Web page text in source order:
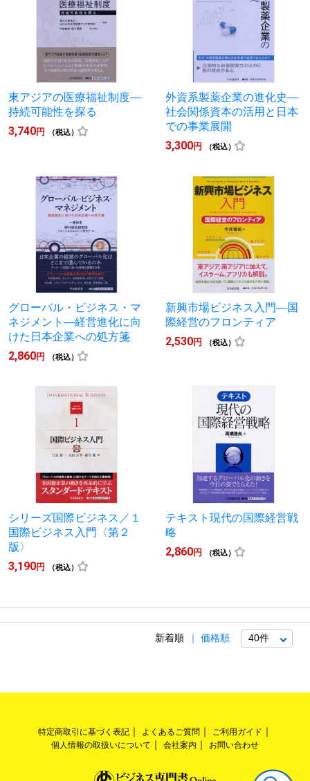
東アジアの医療福祉制度―
持続可能性を探る
3,740円 （税込）
外資系製薬企業の進化史―
社会関係資本の活用と日本
での事業展開
3,300円 （税込）
グローバル・ビジネス・マ
ネジメント―経営進化に向
けた日本企業への処方箋
2,860円 （税込）
新興市場ビジネス入門―国
際経営のフロンティア
2,530円 （税込）
シリーズ国際ビジネス／１
国際ビジネス入門〈第２
版〉
3,190円 （税込）
テキスト現代の国際経営戦
略
2,860円 （税込）
新着順 価格順
特定商取引に基づく表記 よくあるご質問
ご利用ガイド
個人情報の取扱いについて
会社案内 お問い合わせ